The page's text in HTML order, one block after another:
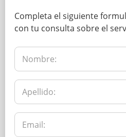
Completa el siguiente
con tu consulta sobre el